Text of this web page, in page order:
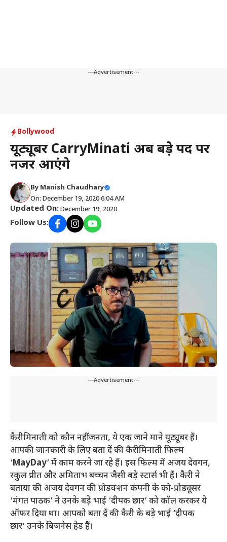
---Advertisement---
Bollywood
यूट्यूबर CarryMinati अब बड़े पर्दे पर
नजर आएंगे
By Manish Chaudhary
On: December 19, 2020 6:04 AM
Updated On:December 19, 2020
Follow Us:
---Advertisement---
कैरीमिनाती को कौन नहीं जनता, ये एक जाने माने यूट्यूबर हैं।
आपकी जानकारी के लिए बता दें की कैरीमिनाती फिल्म
‘MayDay‘ में काम करने जा रहे हैं। इस फिल्म में अजय देवगन,
रकुल प्रीत और अमिताभ बच्चन जैसी बड़े स्टार्स भी हैं। कैरी ने
बताया की अजय देवगन की प्रोडक्शन कंपनी के को-प्रोड्यूसर
‘मंगत पाठक’ ने उनके बड़े भाई ‘दीपक छार’ को कॉल करकर ये
ऑफर दिया था। आपको बता दें की कैरी के बड़े भाई ‘दीपक
छार’ उनके बिजनेस हेड हैं।